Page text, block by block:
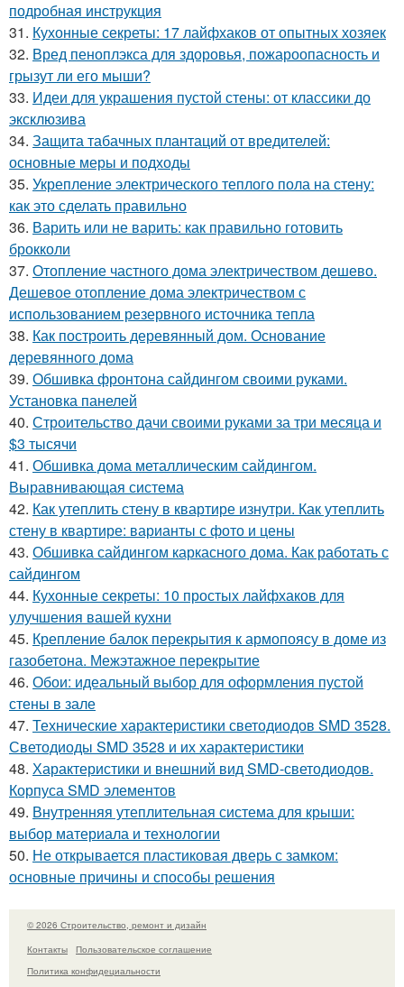
подробная инструкция
31. Кухонные секреты: 17 лайфхаков от опытных хозяек
32. Вред пеноплэкса для здоровья, пожароопасность и
грызут ли его мыши?
33. Идеи для украшения пустой стены: от классики до
эксклюзива
34. Защита табачных плантаций от вредителей:
основные меры и подходы
35. Укрепление электрического теплого пола на стену:
как это сделать правильно
36. Варить или не варить: как правильно готовить
брокколи
37. Отопление частного дома электричеством дешево.
Дешевое отопление дома электричеством с
использованием резервного источника тепла
38. Как построить деревянный дом. Основание
деревянного дома
39. Обшивка фронтона сайдингом своими руками.
Установка панелей
40. Строительство дачи своими руками за три месяца и
$3 тысячи
41. Обшивка дома металлическим сайдингом.
Выравнивающая система
42. Как утеплить стену в квартире изнутри. Как утеплить
стену в квартире: варианты с фото и цены
43. Обшивка сайдингом каркасного дома. Как работать с
сайдингом
44. Кухонные секреты: 10 простых лайфхаков для
улучшения вашей кухни
45. Крепление балок перекрытия к армопоясу в доме из
газобетона. Межэтажное перекрытие
46. Обои: идеальный выбор для оформления пустой
стены в зале
47. Технические характеристики светодиодов SMD 3528.
Светодиоды SMD 3528 и их характеристики
48. Характеристики и внешний вид SMD-светодиодов.
Корпуса SMD элементов
49. Внутренняя утеплительная система для крыши:
выбор материала и технологии
50. Не открывается пластиковая дверь с замком:
основные причины и способы решения
© 2026 Строительство, ремонт и дизайн
Контакты
Пользовательское соглашение
Политика конфидециальности